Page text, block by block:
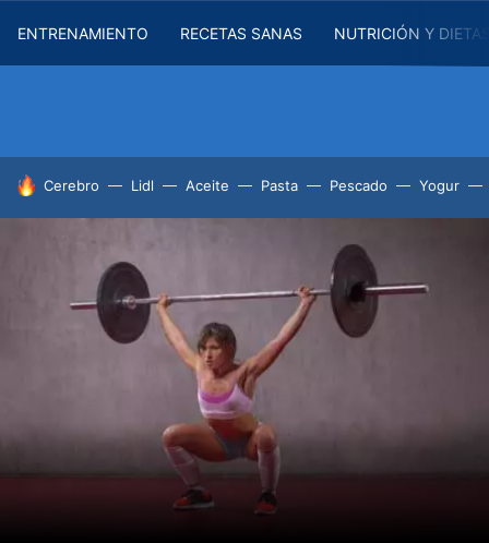
ENTRENAMIENTO RECETAS SANAS NUTRICIÓN Y
HOY SE HABLA DE
Cerebro Lidl Aceite Pasta Pescado Yogur